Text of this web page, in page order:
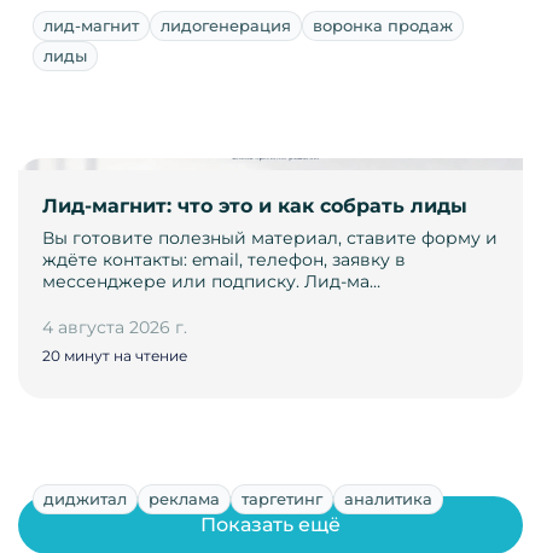
лид-магнит лидогенерация
воронка продаж
лиды
Лид-магнит: что это и как собрать лиды
Вы готовите полезный материал, ставите форму и
ждёте контакты: email, телефон, заявку в
мессенджере или подписку. Лид-ма…
4 августа 2026 г.
20 минут на чтение
диджитал реклама таргетинг аналитика
Показать ещё